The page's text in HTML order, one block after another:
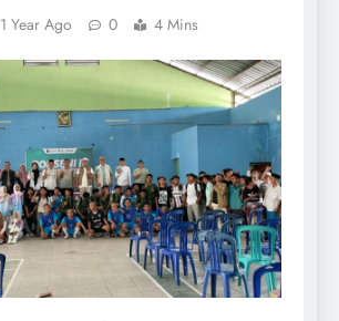
1 Year Ago 0 4 Mins